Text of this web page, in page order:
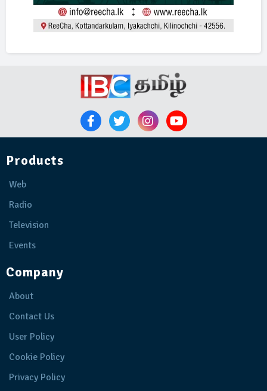
Products
Web
Radio
Television
Events
Company
About
Contact Us
User Policy
Cookie Policy
Privacy Policy